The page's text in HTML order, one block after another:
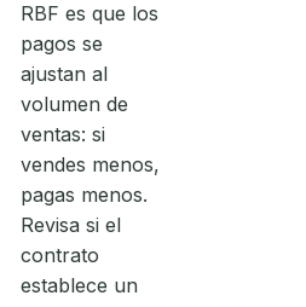
RBF es que los
pagos se
ajustan al
volumen de
ventas: si
vendes menos,
pagas menos.
Revisa si el
contrato
establece un